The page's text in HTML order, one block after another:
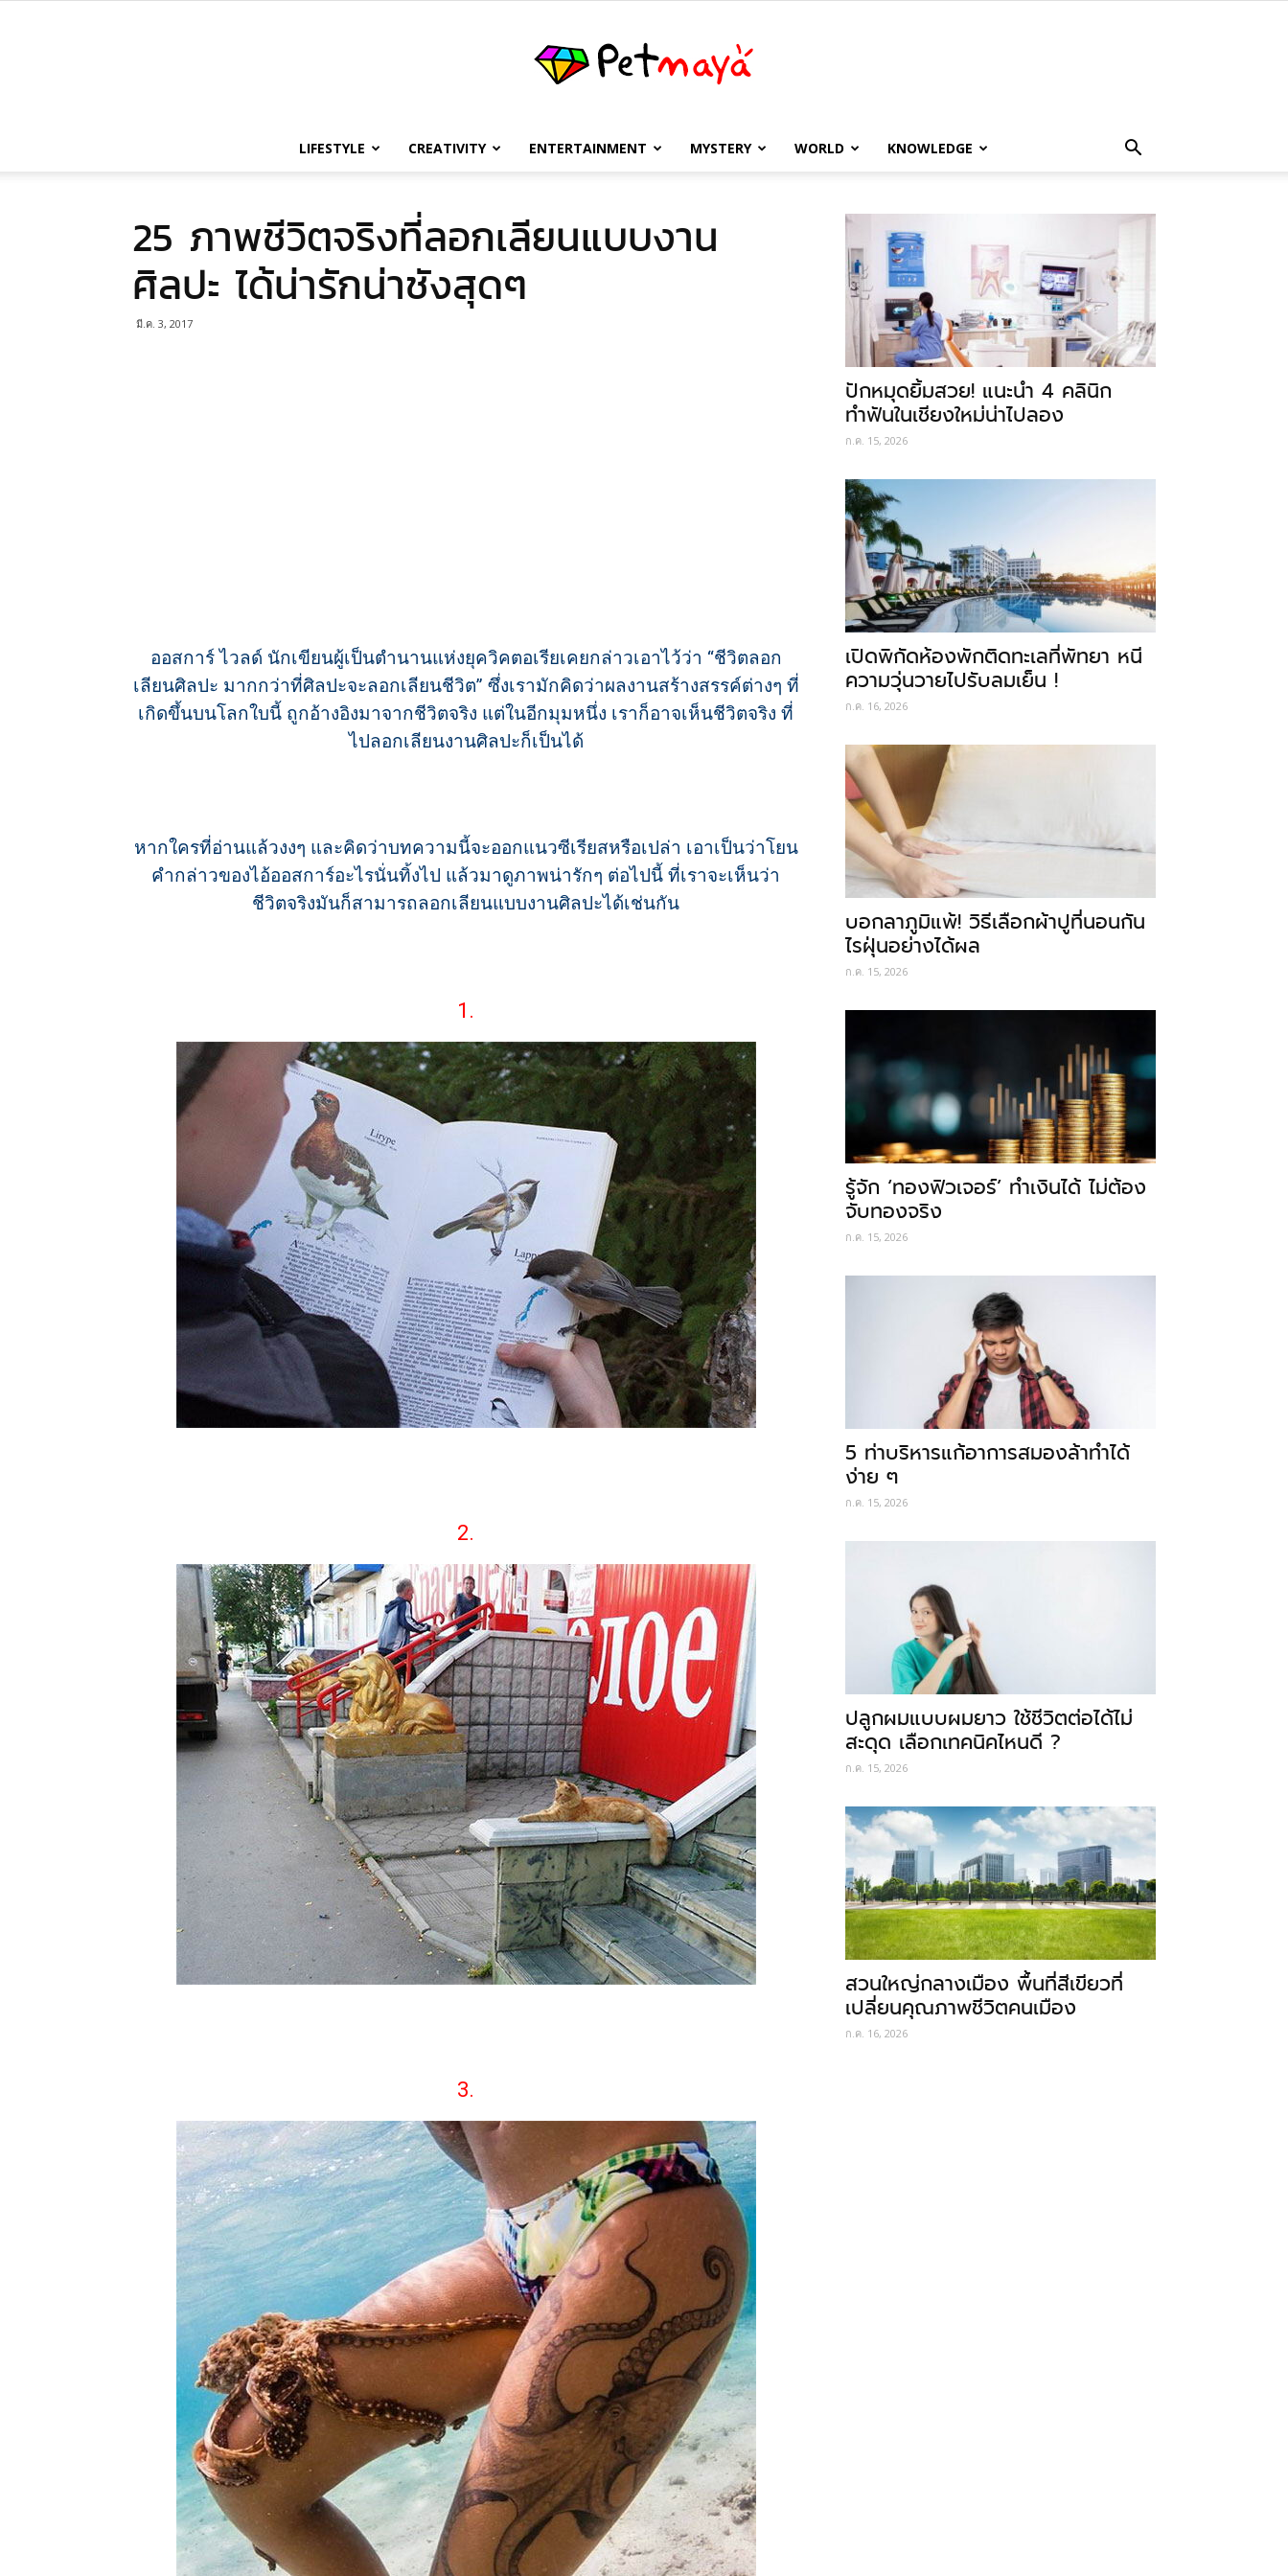
เพชร
LIFESTYLE CREATIVITY ENTERTAINMENT MYSTERY WORLD KNOWLEDGE
25 ภาพชีวิตจริงที่ลอกเลียนแบบงาน
ศิลปะ ได้น่ารักน่าชังสุดๆ
มี.ค. 3, 2017
ออสการ์ ไวลด์ นักเขียนผู้เป็นตำนานแห่งยุควิคตอเรียเคยกล่าวเอาไว้ว่า “ชีวิตลอก
เลียนศิลปะ มากกว่าที่ศิลปะจะลอกเลียนชีวิต” ซึ่งเรามักคิดว่าผลงานสร้างสรรค์ต่างๆ ที่
เกิดขึ้นบนโลกใบนี้ ถูกอ้างอิงมาจากชีวิตจริง แต่ในอีกมุมหนึ่ง เราก็อาจเห็นชีวิตจริง ที่
ไปลอกเลียนงานศิลปะก็เป็นได้
หากใครที่อ่านแล้วงงๆ และคิดว่าบทความนี้จะออกแนวซีเรียสหรือเปล่า เอาเป็นว่าโยน
คำกล่าวของไอ้ออสการ์อะไรนั่นทิ้งไป แล้วมาดูภาพน่ารักๆ ต่อไปนี้ ที่เราจะเห็นว่า
ชีวิตจริงมันก็สามารถลอกเลียนแบบงานศิลปะได้เช่นกัน
1.
2.
3.
ปักหมุดยิ้มสวย! แนะนำ 4 คลินิก
ทำฟันในเชียงใหม่น่าไปลอง
ก.ค. 15, 2026
เปิดพิกัดห้องพักติดทะเลที่พัทยา หนี
ความวุ่นวายไปรับลมเย็น !
ก.ค. 16, 2026
บอกลาภูมิแพ้! วิธีเลือกผ้าปูที่นอนกัน
ไรฝุ่นอย่างได้ผล
ก.ค. 15, 2026
รู้จัก ‘ทองฟิวเจอร์’ ทำเงินได้ ไม่ต้อง
จับทองจริง
ก.ค. 15, 2026
5 ท่าบริหารแก้อาการสมองล้าทำได้
ง่าย ๆ
ก.ค. 15, 2026
ปลูกผมแบบผมยาว ใช้ชีวิตต่อได้ไม่
สะดุด เลือกเทคนิคไหนดี ?
ก.ค. 15, 2026
สวนใหญ่กลางเมือง พื้นที่สีเขียวที่
เปลี่ยนคุณภาพชีวิตคนเมือง
ก.ค. 16, 2026